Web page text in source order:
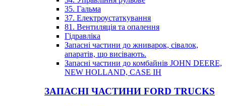
35. Гальма
37. Електроустаткування
81. Вентиляція та опалення
Гідравліка
Запасні частини до жниварок, сівалок,
апаратів, що висівають.
Запасні частини до комбайнів JOHN DEERE,
NEW HOLLAND, CASE IH
ЗАПАСНІ ЧАСТИНИ FORD TRUCKS